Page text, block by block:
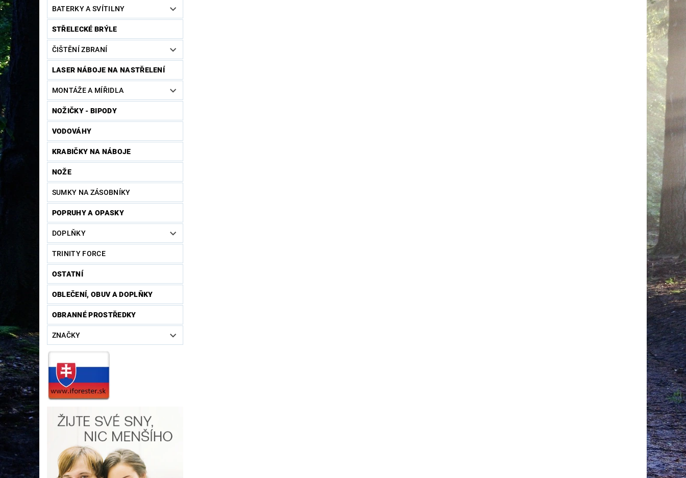
BATERKY A SVÍTILNY
STŘELECKÉ BRÝLE
ČIŠTĚNÍ ZBRANÍ
LASER NÁBOJE NA NASTŘELENÍ
MONTÁŽE A MÍŘIDLA
NOŽIČKY - BIPODY
VODOVÁHY
KRABIČKY NA NÁBOJE
NOŽE
SUMKY NA ZÁSOBNÍKY
POPRUHY A OPASKY
DOPLŇKY
TRINITY FORCE
OSTATNÍ
OBLEČENÍ, OBUV A DOPLŇKY
OBRANNÉ PROSTŘEDKY
ZNAČKY